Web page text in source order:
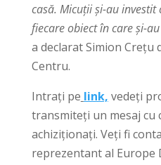
casă. Micuții și-au
fiecare obiect în care și-
a declarat Simion Crețu
Centru.
Intrați pe link, vedeți
transmiteți un mesaj cu
achiziționați. Veți fi
reprezentant al Europe